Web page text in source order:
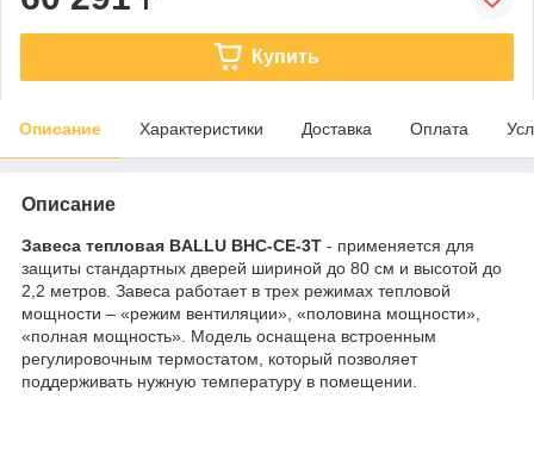
Купить
Описание Характеристики Доставка Оплата
Описание
Завеса тепловая BALLU BHC-CE-3T - применяется для
защиты стандартных дверей шириной до 80 см и высотой до
2,2 метров. Завеса работает в трех режимах тепловой
мощности – «режим вентиляции», «половина мощности»,
«полная мощность». Модель оснащена встроенным
регулировочным термостатом, который позволяет
поддерживать нужную температуру в помещении.